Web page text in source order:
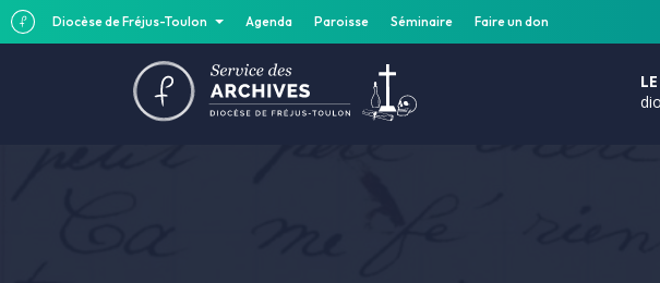
Diocèse de Fréjus-Toulon Agenda Paroisse Séminaire Faire un don